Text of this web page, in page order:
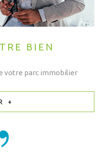
BIEN
votre parc immobilier
+